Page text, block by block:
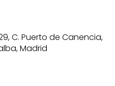
C. Puerto de Canencia,
Madrid